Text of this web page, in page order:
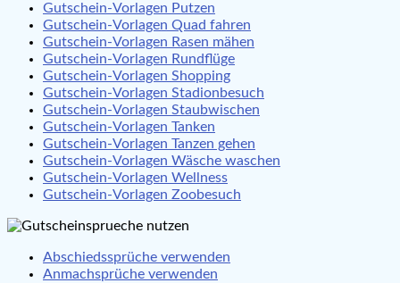
Gutschein-Vorlagen Putzen
Gutschein-Vorlagen Quad fahren
Gutschein-Vorlagen Rasen mähen
Gutschein-Vorlagen Rundflüge
Gutschein-Vorlagen Shopping
Gutschein-Vorlagen Stadionbesuch
Gutschein-Vorlagen Staubwischen
Gutschein-Vorlagen Tanken
Gutschein-Vorlagen Tanzen gehen
Gutschein-Vorlagen Wäsche waschen
Gutschein-Vorlagen Wellness
Gutschein-Vorlagen Zoobesuch
Abschiedssprüche verwenden
Anmachsprüche verwenden